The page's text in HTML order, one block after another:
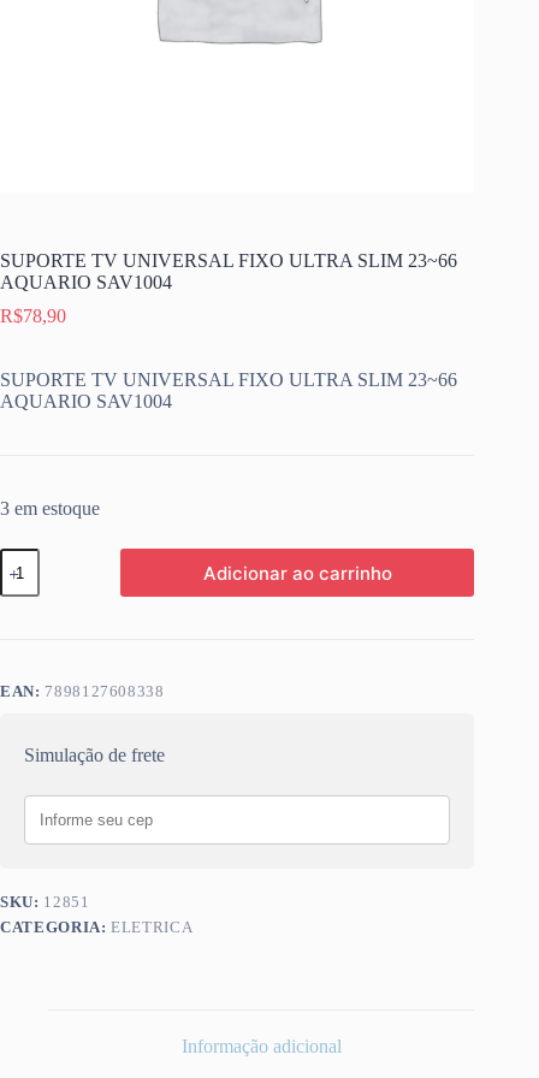
SUPORTE TV UNIVERSAL FIXO ULTRA SLIM 23~66
AQUARIO SAV1004
R$78,90
SUPORTE TV UNIVERSAL FIXO ULTRA SLIM 23~66
AQUARIO SAV1004
3 em estoque
SUPORTE
TV
UNIVERSAL
AQUARIO
Adicionar ao carrinho
EAN: 7898127608338
Simulação de frete
SKU: 12851
CATEGORIA:ELETRICA
Informação adicional